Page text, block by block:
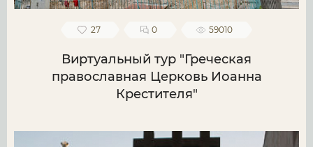
27 0 59010
Виртуальный тур "Греческая
православная Церковь Иоанна
Крестителя"